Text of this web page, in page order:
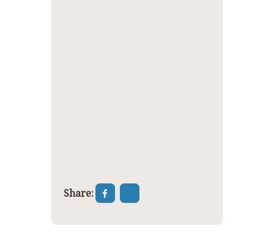
Share: